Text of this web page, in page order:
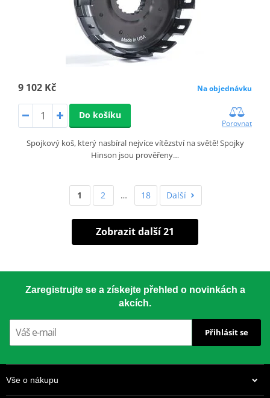
9 102 Kč Na objednávku
Do košíku
Porovnat
Spojkový koš, který nasbíral nejvíce vítězství na světě! Spojky
Hinson jsou prověřeny…
1 2 … 18 Další
Zobrazit další 21
Zaregistrujte se a získejte přehled o novinkách a
akcích.
Přihlásit se
Vše o nákupu